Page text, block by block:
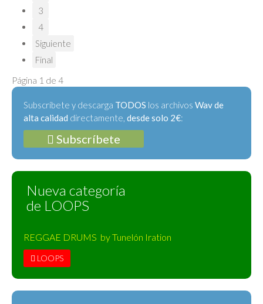
3
4
Siguiente
Final
Página 1 de 4
Subscríbete y descarga TODOS los archivos Wav de
alta calidad directamente, desde solo 2€:
Subscríbete
Nueva categoría
de LOOPS
REGGAE DRUMS by Tunelón Iration
LOOPS